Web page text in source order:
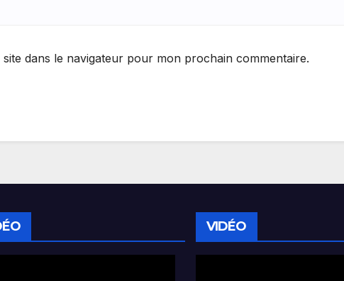
dans le navigateur pour mon prochain commentaire.
VIDÉO